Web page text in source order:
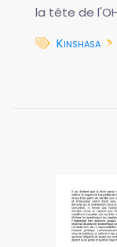
la tête de
Kinshasa